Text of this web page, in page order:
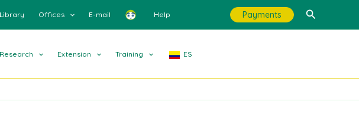
Library Offices E-mail Help Payments Search
Research Extension Training ES